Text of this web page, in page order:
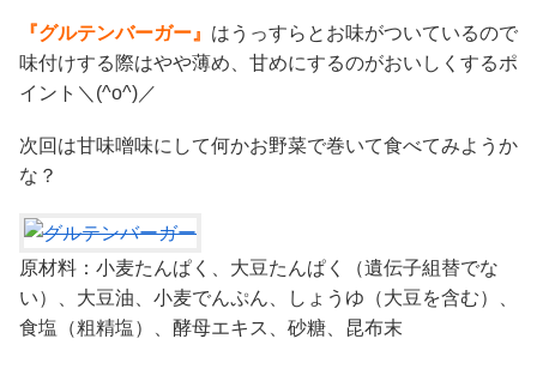
『グルテンバーガー』 はうっすらとお味がついているので
味付けする際はやや薄め、甘めにするのがおいしくするポ
イント＼(^o^)／
次回は甘味噌味にして何かお野菜で巻いて食べてみようか
な？
原材料：小麦たんぱく、大豆たんぱく（遺伝子組替でな
い）、大豆油、小麦でんぷん、しょうゆ（大豆を含む）、
食塩（粗精塩）、酵母エキス、砂糖、昆布末